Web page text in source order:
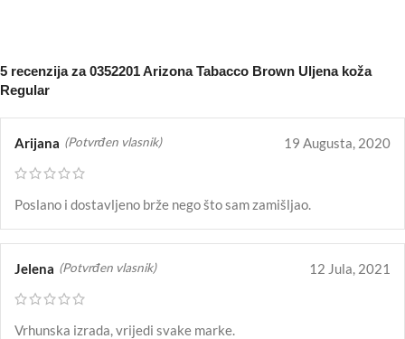
5 recenzija za0352201 Arizona Tabacco Brown Uljena koža
Regular
Arijana (Potvrđen vlasnik) 19 Augusta, 2020
Poslano i dostavljeno brže nego što sam zamišljao.
Jelena (Potvrđen vlasnik) 12 Jula, 2021
Vrhunska izrada, vrijedi svake marke.